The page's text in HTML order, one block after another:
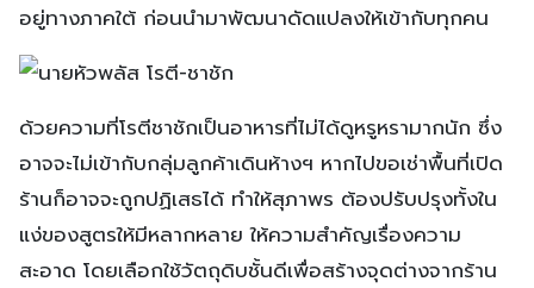
อยู่ทางภาคใต้ ก่อนนำมาพัฒนาดัดแปลงให้เข้ากับทุกคน
ด้วยความที่โรตีชาชักเป็นอาหารที่ไม่ได้ดูหรูหรามากนัก ซึ่ง
อาจจะไม่เข้ากับกลุ่มลูกค้าเดินห้างฯ หากไปขอเช่าพื้นที่เปิด
ร้านก็อาจจะถูกปฏิเสธได้ ทำให้สุภาพร ต้องปรับปรุงทั้งใน
แง่ของสูตรให้มีหลากหลาย ให้ความสำคัญเรื่องความ
สะอาด โดยเลือกใช้วัตถุดิบชั้นดีเพื่อสร้างจุดต่างจากร้าน